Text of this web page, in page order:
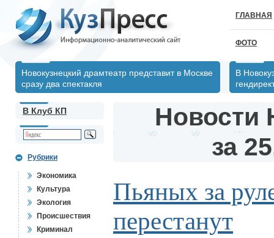
ГЛАВНАЯ
ФОТО
Новокузнецкий драмтеатр представит в Москве
сразу два спектакля
В
В Клуб КП
Рубрики
Экономика
Культура
Экология
Происшествия
Криминал
Новости
за
Пьяных за
перестанут